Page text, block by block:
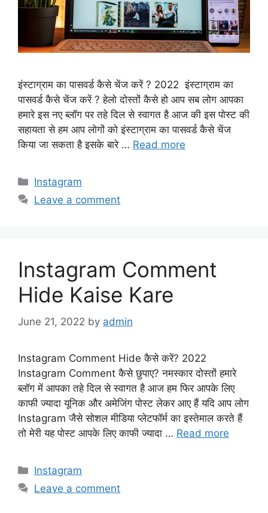
इंस्टाग्राम का पासवर्ड कैसे चेंज करें ? 2022 इंस्टाग्राम का
पासवर्ड कैसे चेंज करें ? हेलो दोस्तों कैसे हो आप सब लोग आपका
हमारे इस नए ब्लॉग पर तहे दिल से स्वागत है आज की इस पोस्ट की
सहायता से हम आप लोगों को इंस्टाग्राम का पासवर्ड कैसे चेंज
किया जा सकता है इसके बारे … Read more
Categories
Instagram
Leave a comment
Instagram Comment
Hide Kaise Kare
June 21, 2022 by admin
Instagram Comment Hide कैसे करें? 2022
Instagram Comment कैसे छुपाए? नमस्कार दोस्तों हमारे
ब्लॉग में आपका तहे दिल से स्वागत है आज हम फिर आपके लिए
काफी ज्यादा यूनिक और अमेजिंग पोस्ट लेकर आए हैं यदि आप लोग
Instagram जैसे सोशल मीडिया प्लेटफॉर्म का इस्तेमाल करते हैं
तो मेरी यह पोस्ट आपके लिए काफी ज्यादा … Read more
Categories
Instagram
Leave a comment